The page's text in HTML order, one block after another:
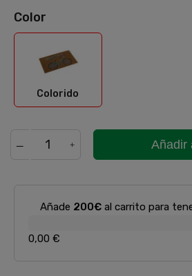
Color
Colorido
Colorido
Añadir
Añade 200€al carrito para
0,00 €